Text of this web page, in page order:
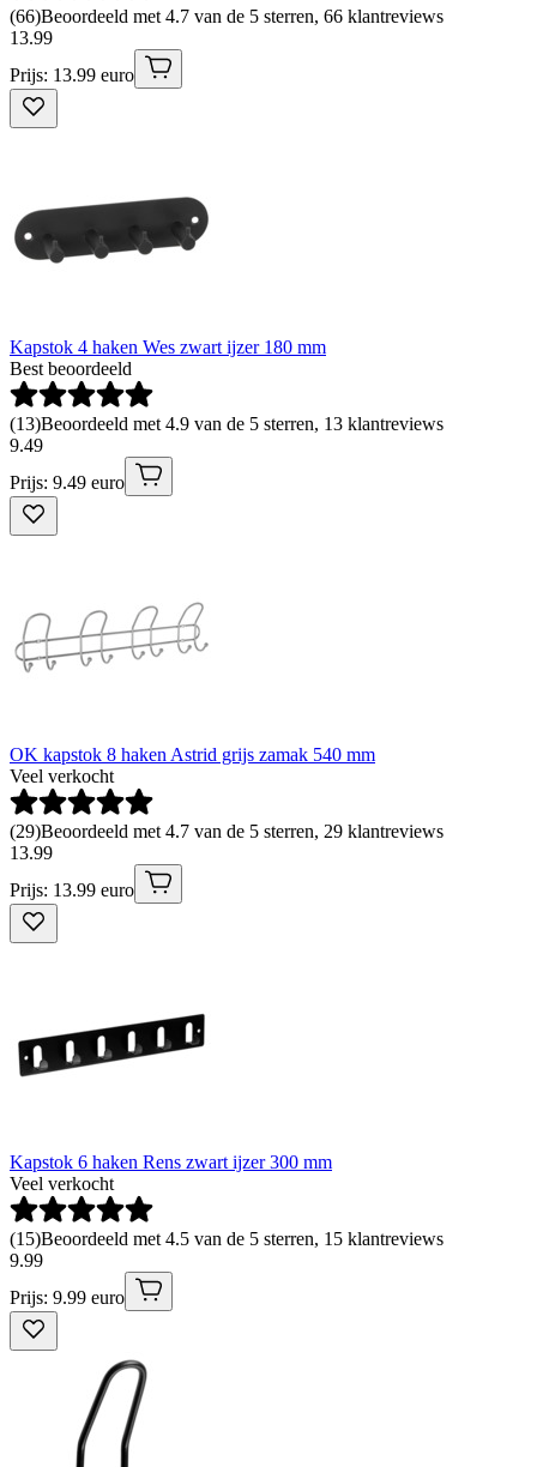
(66)Beoordeeld met 4.7 van de 5 sterren, 66 klantreviews
13.99
Prijs: 13.99 euro
Kapstok 4 haken Wes zwart ijzer 180 mm
Best beoordeeld
(13)Beoordeeld met 4.9 van de 5 sterren, 13 klantreviews
9.49
Prijs: 9.49 euro
OK kapstok 8 haken Astrid grijs zamak 540 mm
Veel verkocht
(29)Beoordeeld met 4.7 van de 5 sterren, 29 klantreviews
13.99
Prijs: 13.99 euro
Kapstok 6 haken Rens zwart ijzer 300 mm
Veel verkocht
(15)Beoordeeld met 4.5 van de 5 sterren, 15 klantreviews
9.99
Prijs: 9.99 euro